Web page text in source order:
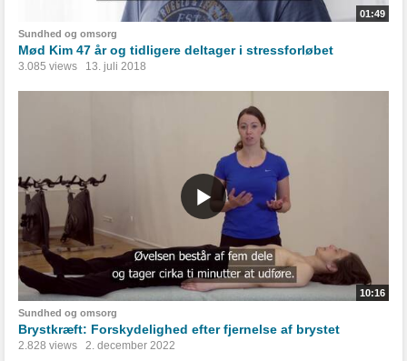
01:49
Sundhed og omsorg
Mød Kim 47 år og tidligere deltager i stressforløbet
3.085 views 13. juli 2018
10:16
Sundhed og omsorg
Brystkræft: Forskydelighed efter fjernelse af brystet
2.828 views 2. december 2022